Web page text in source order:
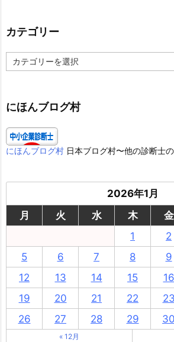
カテゴリー
テ
ー
にほんブログ村
にほんブログ村 日本ブログ村〜他の診断士
2026年1月
月
火 水 木 金
1
2
5
6 7 8 9
12
13 14 15 16
19
20 21 22 23
26
27 28 29 30
« 12月